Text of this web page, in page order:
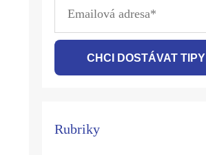
CHCI DOSTÁVAT TIPY
Rubriky